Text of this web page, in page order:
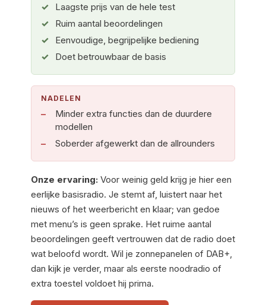
Laagste prijs van de hele test
Ruim aantal beoordelingen
Eenvoudige, begrijpelijke bediening
Doet betrouwbaar de basis
NADELEN
Minder extra functies dan de duurdere
modellen
Soberder afgewerkt dan de allrounders
Onze ervaring: Voor weinig geld krijg je hier een
eerlijke basisradio. Je stemt af, luistert naar het
nieuws of het weerbericht en klaar; van gedoe
met menu’s is geen sprake. Het ruime aantal
beoordelingen geeft vertrouwen dat de radio doet
wat beloofd wordt. Wil je zonnepanelen of DAB+,
dan kijk je verder, maar als eerste noodradio of
extra toestel voldoet hij prima.